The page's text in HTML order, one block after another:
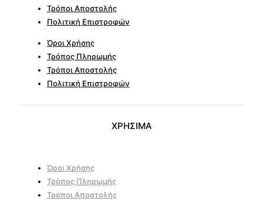
Τρόποι Αποστολής
Πολιτική Επιστροφών
Όροι Χρήσης
Τρόπος Πληρωμής
Τρόποι Αποστολής
Πολιτική Επιστροφών
ΧΡΗΣΙΜΑ
Όροι Χρήσης
Τρόπος Πληρωμής
Τρόποι Αποστολής